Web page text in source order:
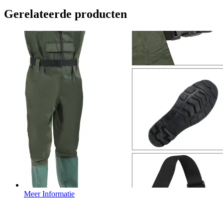
Gerelateerde producten
Meer Informatie